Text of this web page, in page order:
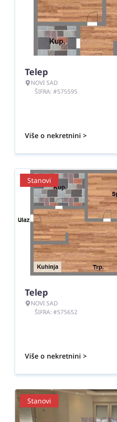
Telep
NOVI SAD
ŠIFRA: #575595
Više o nekretnini >
Stanovi
Telep
NOVI SAD
ŠIFRA: #575652
Više o nekretnini >
Stanovi